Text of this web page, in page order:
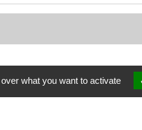
what you want to activate